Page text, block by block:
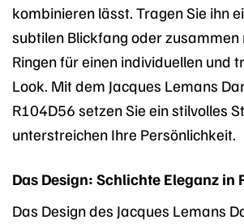
kombinieren lässt. Tragen Sie ihn
subtilen Blickfang oder
Ringen für einen individuellen und
Look. Mit dem Jacques Lemans
R104D56 setzen Sie ein stilvolles
unterstreichen Ihre Persönlichkeit.
Das Design: Schlichte Eleganz in
Das Design des Jacques Lemans